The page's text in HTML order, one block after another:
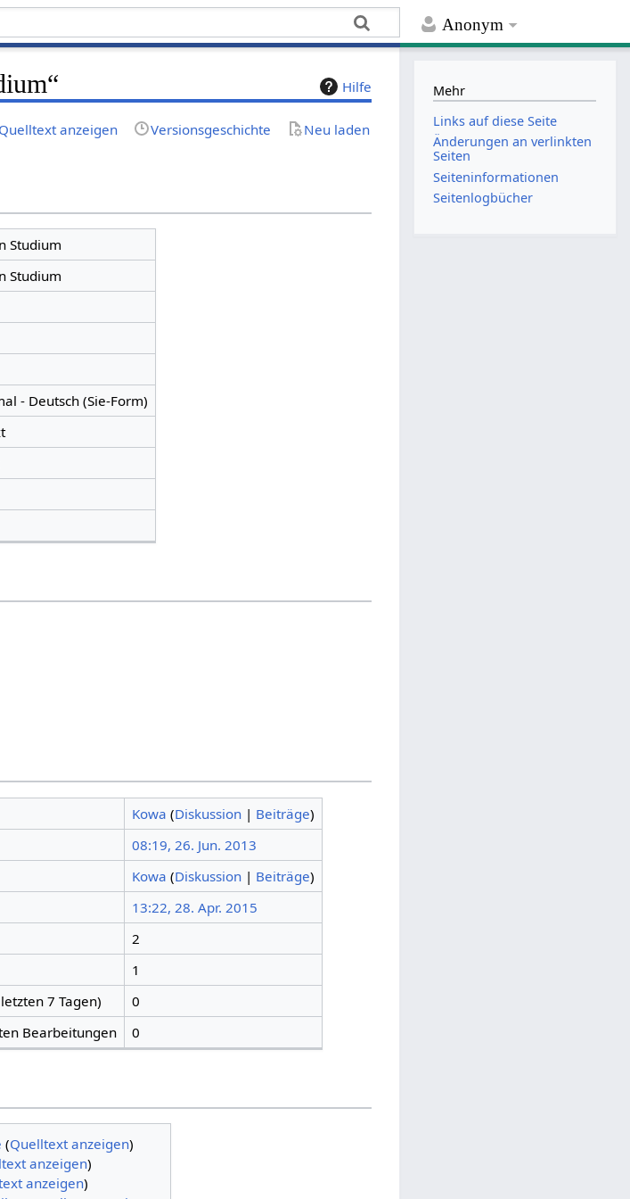
Anonym
Hilfe
Quelltext anzeigen Versionsgeschichte Neu laden
Studium
Studium
- Deutsch (Sie-Form)
Kowa (Diskussion| Beiträge)
08:19, 26. Jun. 2013
Kowa (Diskussion| Beiträge)
13:22, 28. Apr. 2015
2
1
7 Tagen)
0
Bearbeitungen
0
(Quelltext anzeigen)
anzeigen)
anzeigen)
Mehr
Links auf diese Seite
Änderungen an verlinkten
Seiten
Seiten­­informationen
Seitenlogbücher